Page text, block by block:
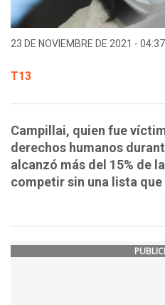
23 DE NOVIEMBRE DE 2021 -
T13
Campillai, quien fue
derechos humanos
alcanzó más del 15% de
competir sin una lista